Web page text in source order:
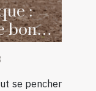
:
bon
votre
se pencher